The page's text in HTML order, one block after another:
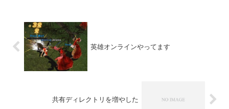
英雄オンラインやってます
共有ディレクトリを増やした